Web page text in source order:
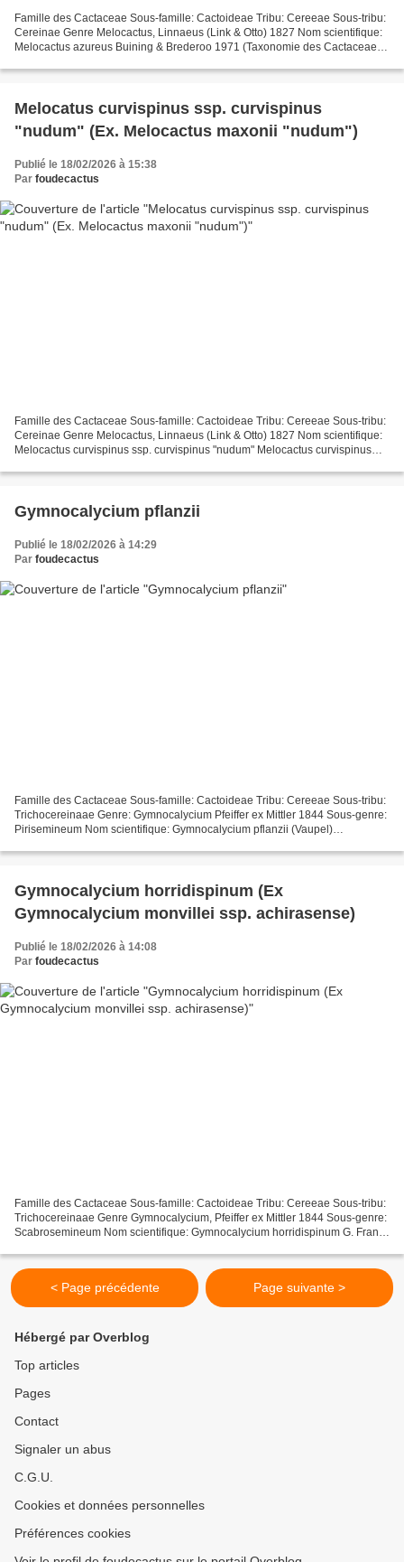
Famille des Cactaceae Sous-famille: Cactoideae Tribu: Cereeae Sous-tribu:
Cereinae Genre Melocactus, Linnaeus (Link & Otto) 1827 Nom scientifique:
Melocactus azureus Buining & Brederoo 1971 (Taxonomie des Cactaceae,
Melocatus curvispinus ssp. curvispinus
"nudum" (Ex. Melocactus maxonii "nudum")
Publié le 18/02/2026 à 15:38
Par foudecactus
Famille des Cactaceae Sous-famille: Cactoideae Tribu: Cereeae Sous-tribu:
Cereinae Genre Melocactus, Linnaeus (Link & Otto) 1827 Nom scientifique:
Melocactus curvispinus ssp. curvispinus "nudum" Melocactus curvispinus
Gymnocalycium pflanzii
Publié le 18/02/2026 à 14:29
Par foudecactus
Famille des Cactaceae Sous-famille: Cactoideae Tribu: Cereeae Sous-tribu:
Trichocereinaae Genre: Gymnocalycium Pfeiffer ex Mittler 1844 Sous-genre:
Pirisemineum Nom scientifique: Gymnocalycium pflanzii (Vaupel)
Gymnocalycium horridispinum (Ex
Gymnocalycium monvillei ssp. achirasense)
Publié le 18/02/2026 à 14:08
Par foudecactus
Famille des Cactaceae Sous-famille: Cactoideae Tribu: Cereeae Sous-tribu:
Trichocereinaae Genre Gymnocalycium, Pfeiffer ex Mittler 1844 Sous-genre:
Scabrosemineum Nom scientifique: Gymnocalycium horridispinum G. Frank
< Page précédente Page suivante >
Hébergé par Overblog
Top articles
Pages
Contact
Signaler un abus
C.G.U.
Cookies et données personnelles
Préférences cookies